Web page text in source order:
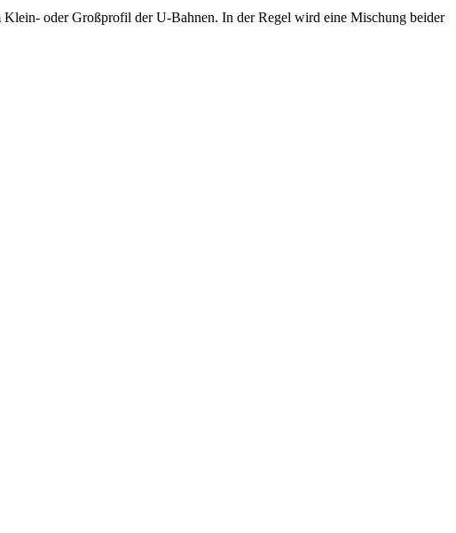
oder Großprofil der U-Bahnen. In der Regel wird eine Mischung beider